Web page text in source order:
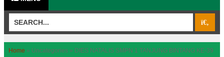
Home » Uncategories » DIES NATALIS SMPN 1 TANJUNG BINTANG KE-39